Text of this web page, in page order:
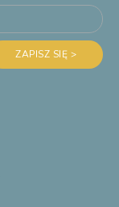
ZAPISZ SIĘ >